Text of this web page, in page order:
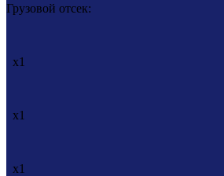
Грузовой отсек:
x1
x1
x1